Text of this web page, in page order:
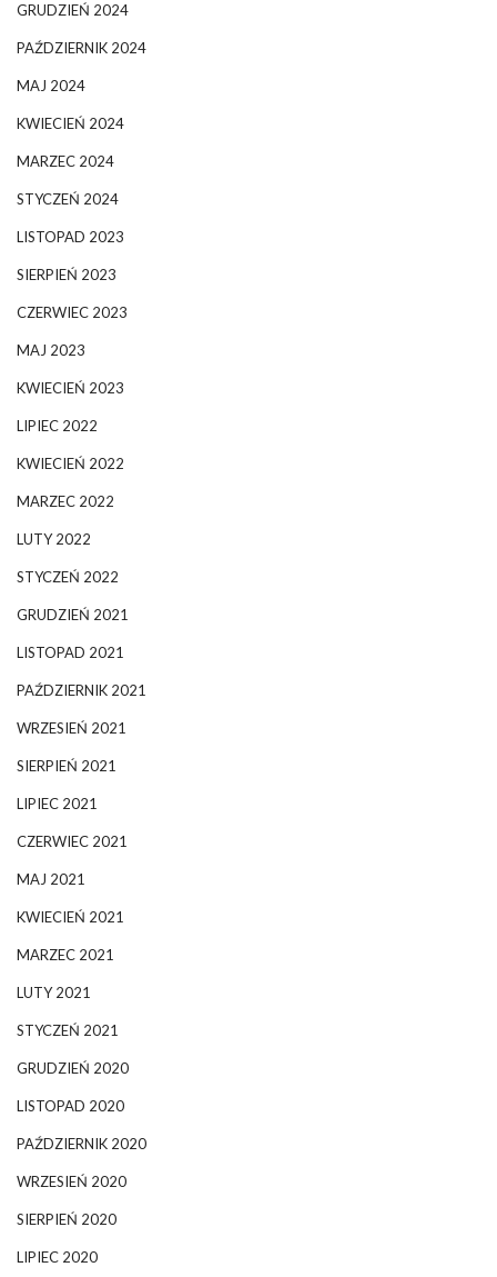
GRUDZIEŃ 2024
PAŹDZIERNIK 2024
MAJ 2024
KWIECIEŃ 2024
MARZEC 2024
STYCZEŃ 2024
LISTOPAD 2023
SIERPIEŃ 2023
CZERWIEC 2023
MAJ 2023
KWIECIEŃ 2023
LIPIEC 2022
KWIECIEŃ 2022
MARZEC 2022
LUTY 2022
STYCZEŃ 2022
GRUDZIEŃ 2021
LISTOPAD 2021
PAŹDZIERNIK 2021
WRZESIEŃ 2021
SIERPIEŃ 2021
LIPIEC 2021
CZERWIEC 2021
MAJ 2021
KWIECIEŃ 2021
MARZEC 2021
LUTY 2021
STYCZEŃ 2021
GRUDZIEŃ 2020
LISTOPAD 2020
PAŹDZIERNIK 2020
WRZESIEŃ 2020
SIERPIEŃ 2020
LIPIEC 2020